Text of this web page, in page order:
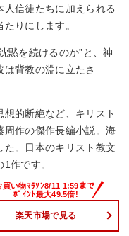
人信徒たちに加えられる
りにします。
黙を続けるのか”と、神
背教の淵に立たさ
的断絶など、キリスト
周作の傑作長編小説。海
。日本のキリスト教文
作です。
楽天市場で見る